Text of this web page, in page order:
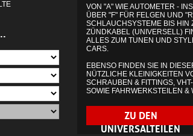
im Navigationsmenü.
in der jeweiligen Baugruppe
die passenden Teile.